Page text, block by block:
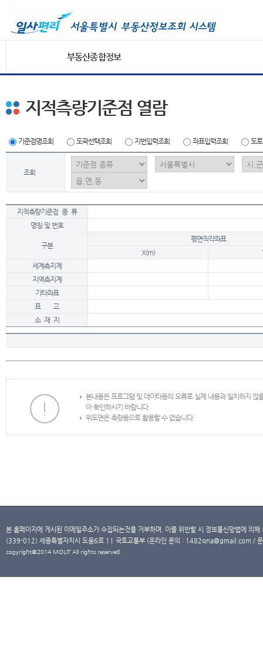
부동산종합정보
지적측량기준점 열람
기준점명조회 도곽선택조회 지번입력조회 좌표입력조회 도
조회
지적측량기준점 종 류
명칭 및 번호
구분
평면직각좌표
X(m)
세계측지계
지역측지계
기타좌표
표 고
소 재 지
본내용은 프로그램 및 데이타등의 오류로 실제 내용과 일치하지
아 확인하시기 바랍니다.
위도면은 측량용으로 활용할 수 없습니다.
본 홈페이지에 게시된 이메일주소가 수집되는것을 거부하며, 이를 위반할 시 정보통신망법에 의
(339-012) 세종특별자치시 도움6로 11 국토교통부 (온라인 문의 : 1482qna@gmail.com /
copyright@2014 MOLIT All rights reserved.